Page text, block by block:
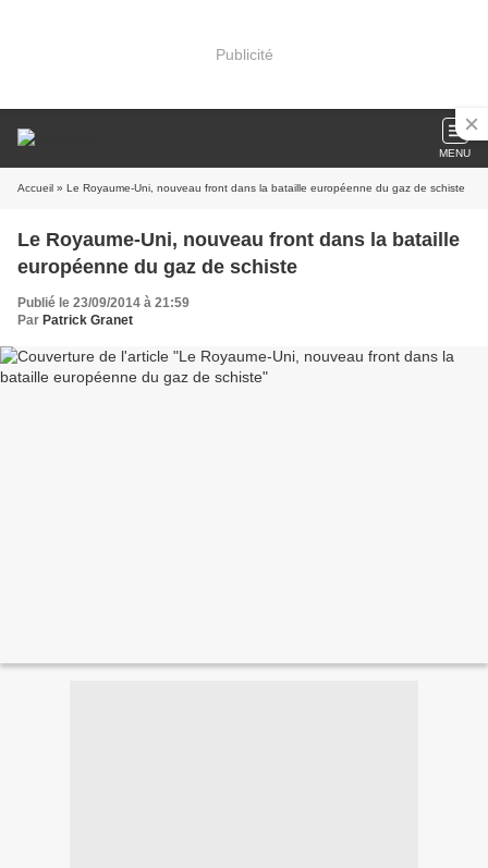
Publicité
MENU
Accueil » Le Royaume-Uni, nouveau front dans la bataille européenne du gaz de schiste
Le Royaume-Uni, nouveau front dans la bataille
européenne du gaz de schiste
Publié le 23/09/2014 à 21:59
Par Patrick Granet